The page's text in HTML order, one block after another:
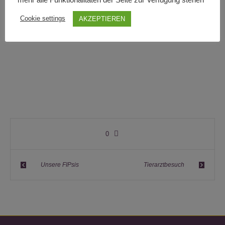
0
Unsere FIPsis Tierarztbesuch
Cookie settings AKZEPTIEREN